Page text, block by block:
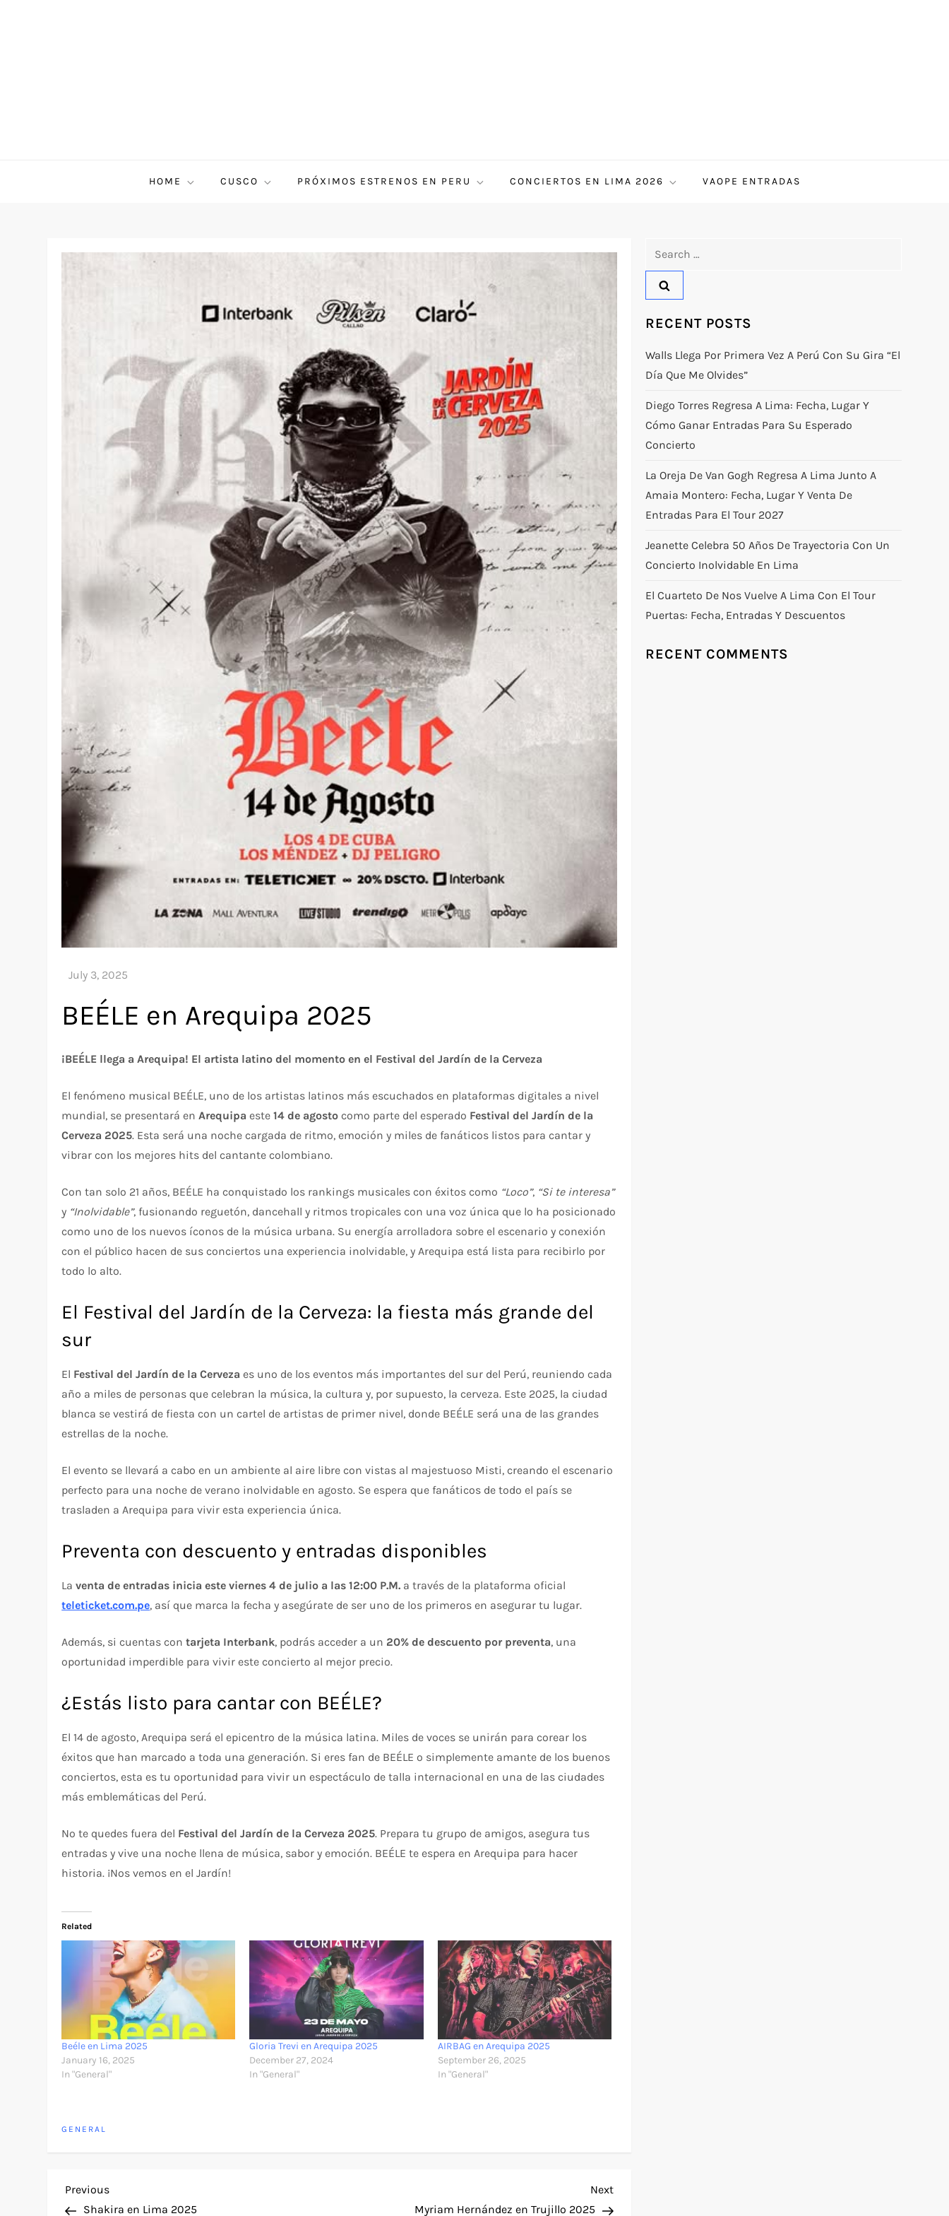
HOME CUSCO PRÓXIMOS ESTRENOS EN PERU CONCIERTOS EN LIMA 2026 VAOPE ENTRADAS
BEÉLE en Arequipa 2025
¡BEÉLE llega a Arequipa! El artista latino del momento en el Festival del Jardín de la Cerveza
El fenómeno musical BEÉLE, uno de los artistas latinos más escuchados en plataformas digitales a nivel
mundial, se presentará en Arequipa este14 de agosto como parte del esperado Festival del Jardín de la
Cerveza 2025. Esta será una noche cargada de ritmo, emoción y miles de fanáticos listos para cantar y
vibrar con los mejores hits del cantante colombiano.
Con tan solo 21 años, BEÉLE ha conquistado los rankings musicales con éxitos como “Loco”, “Si te interesa”
y “Inolvidable”, fusionando reguetón, dancehall y ritmos tropicales con una voz única que lo ha posicionado
como uno de los nuevos íconos de la música urbana. Su energía arrolladora sobre el escenario y conexión
con el público hacen de sus conciertos una experiencia inolvidable, y Arequipa está lista para recibirlo por
todo lo alto.
El Festival del Jardín de la Cerveza: la fiesta más grande del
sur
El Festival del Jardín de la Cerveza es uno de los eventos más importantes del sur del Perú, reuniendo cada
año a miles de personas que celebran la música, la cultura y, por supuesto, la cerveza. Este 2025, la ciudad
blanca se vestirá de fiesta con un cartel de artistas de primer nivel, donde BEÉLE será una de las grandes
estrellas de la noche.
El evento se llevará a cabo en un ambiente al aire libre con vistas al majestuoso Misti, creando el escenario
perfecto para una noche de verano inolvidable en agosto. Se espera que fanáticos de todo el país se
trasladen a Arequipa para vivir esta experiencia única.
Preventa con descuento y entradas disponibles
Laventa de entradas inicia este viernes 4 de julio a las 12:00 P.M. a través de la plataforma oficial
teleticket.com.pe, así que marca la fecha y asegúrate de ser uno de los primeros en asegurar tu lugar.
Además, si cuentas contarjeta Interbank, podrás acceder a un 20% de descuento por preventa, una
oportunidad imperdible para vivir este concierto al mejor precio.
¿Estás listo para cantar con BEÉLE?
El 14 de agosto, Arequipa será el epicentro de la música latina. Miles de voces se unirán para corear los
éxitos que han marcado a toda una generación. Si eres fan de BEÉLE o simplemente amante de los buenos
conciertos, esta es tu oportunidad para vivir un espectáculo de talla internacional en una de las ciudades
más emblemáticas del Perú.
No te quedes fuera del Festival del Jardín de la Cerveza 2025. Prepara tu grupo de amigos, asegura tus
entradas y vive una noche llena de música, sabor y emoción. BEÉLE te espera en Arequipa para hacer
historia. ¡Nos vemos en el Jardín!
Related
Beéle en Lima 2025
January 16, 2025
In "General"
Gloria Trevi en Arequipa 2025
December 27, 2024
In "General"
AIRBAG en Arequipa 2025
September 26, 2025
In "General"
GENERAL
P
Previous
Post
Previous
Shakira en Lima 2025
Next
Post
Next
Myriam Hernández en Trujillo 2025
RECENT POSTS
Walls Llega Por Primera Vez A Perú Con Su Gira “El
Día Que Me Olvides”
Diego Torres Regresa A Lima: Fecha, Lugar Y
Cómo Ganar Entradas Para Su Esperado
Concierto
La Oreja De Van Gogh Regresa A Lima Junto A
Amaia Montero: Fecha, Lugar Y Venta De
Entradas Para El Tour 2027
Jeanette Celebra 50 Años De Trayectoria Con Un
Concierto Inolvidable En Lima
El Cuarteto De Nos Vuelve A Lima Con El Tour
Puertas: Fecha, Entradas Y Descuentos
RECENT COMMENTS